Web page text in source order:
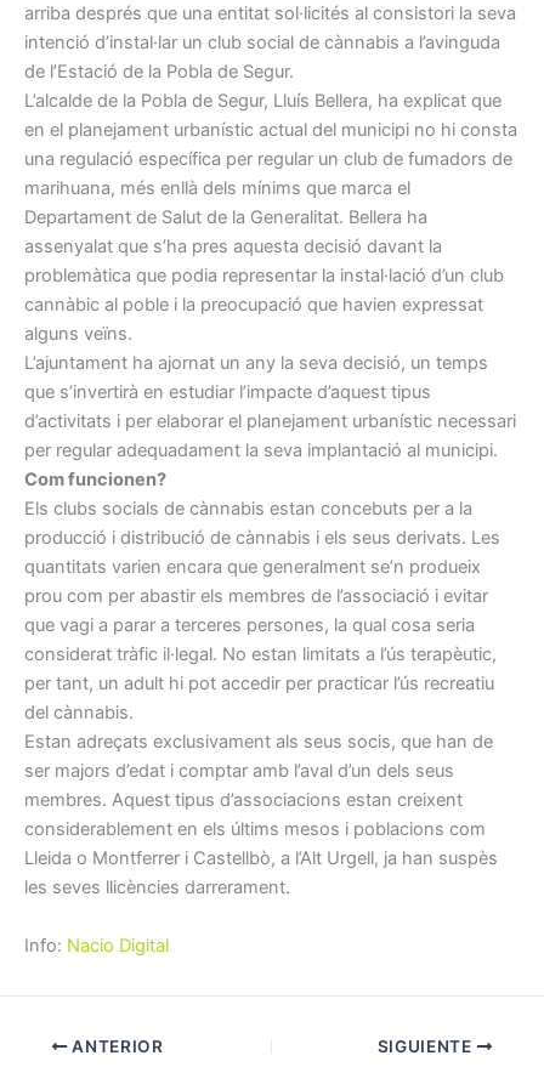
arriba després que una entitat sol·licités al consistori la seva
intenció d’instal·lar un club social de cànnabis a l’avinguda
de l’Estació de la Pobla de Segur.
L’alcalde de la Pobla de Segur, Lluís Bellera, ha explicat que
en el planejament urbanístic actual del municipi no hi consta
una regulació específica per regular un club de fumadors de
marihuana, més enllà dels mínims que marca el
Departament de Salut de la Generalitat. Bellera ha
assenyalat que s’ha pres aquesta decisió davant la
problemàtica que podia representar la instal·lació d’un club
cannàbic al poble i la preocupació que havien expressat
alguns veïns.
L’ajuntament ha ajornat un any la seva decisió, un temps
que s’invertirà en estudiar l’impacte d’aquest tipus
d’activitats i per elaborar el planejament urbanístic necessari
per regular adequadament la seva implantació al municipi.
Com funcionen?
Els clubs socials de cànnabis estan concebuts per a la
producció i distribució de cànnabis i els seus derivats. Les
quantitats varien encara que generalment se’n produeix
prou com per abastir els membres de l’associació i evitar
que vagi a parar a terceres persones, la qual cosa seria
considerat tràfic il·legal. No estan limitats a l’ús terapèutic,
per tant, un adult hi pot accedir per practicar l’ús recreatiu
del cànnabis.
Estan adreçats exclusivament als seus socis, que han de
ser majors d’edat i comptar amb l’aval d’un dels seus
membres. Aquest tipus d’associacions estan creixent
considerablement en els últims mesos i poblacions com
Lleida o Montferrer i Castellbò, a l’Alt Urgell, ja han suspès
les seves llicències darrerament.
Info: Nacio Digital
ANTERIOR SIGUIENTE